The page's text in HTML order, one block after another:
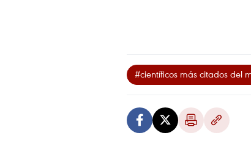
#científicos más citados del